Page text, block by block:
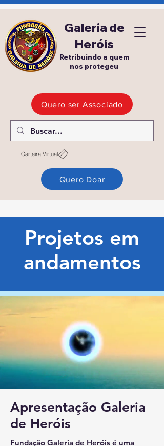
Galeria de
Heróis
Retribuindo a quem
nos protegeu
Quero ser Associado
Carteira Virtual
Quero Doar
Projetos em
andamentos
Apresentação Galeria
de Heróis
Fundação Galeria de Heróis é uma